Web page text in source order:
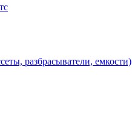
разбрасыватели, емкости)